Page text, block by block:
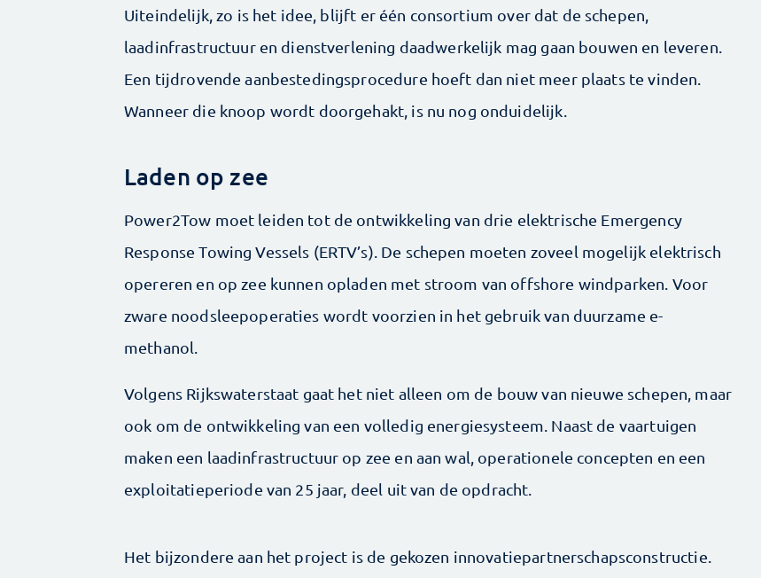
Uiteindelijk, zo is het idee, blijft er één consortium over dat de schepen,
laadinfrastructuur en dienstverlening daadwerkelijk mag gaan bouwen en leveren.
Een tijdrovende aanbestedingsprocedure hoeft dan niet meer plaats te vinden.
Wanneer die knoop wordt doorgehakt, is nu nog onduidelijk.
Laden op zee
Power2Tow moet leiden tot de ontwikkeling van drie elektrische Emergency
Response Towing Vessels (ERTV’s). De schepen moeten zoveel mogelijk elektrisch
opereren en op zee kunnen opladen met stroom van offshore windparken. Voor
zware noodsleepoperaties wordt voorzien in het gebruik van duurzame e-
methanol.
Volgens Rijkswaterstaat gaat het niet alleen om de bouw van nieuwe schepen, maar
ook om de ontwikkeling van een volledig energiesysteem. Naast de vaartuigen
maken een laadinfrastructuur op zee en aan wal, operationele concepten en een
exploitatieperiode van 25 jaar, deel uit van de opdracht.
Het bijzondere aan het project is de gekozen innovatiepartnerschapsconstructie.